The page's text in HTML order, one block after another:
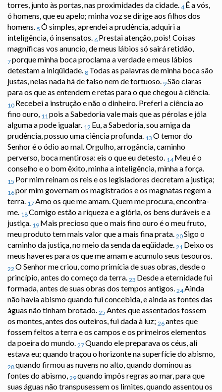
torres, junto às portas, nas proximidades da cidade. 4 É a vós,
ó homens, que eu apelo; minha voz se dirige aos filhos dos
homens. 5 Ó simples, aprendei a prudência, adquiri a
inteligência, ó insensatos. 6 Prestai atenção, pois! Coisas
magníficas vos anuncio, de meus lábios só sairá retidão,
7porque minha boca proclama a verdade e meus lábios
detestam a iniqüidade. 8 Todas as palavras de minha boca são
justas, nelas nada há de falso nem de tortuoso. 9São claras
para os que as entendem e retas para o que chegou à ciência.
10 Recebei a instrução e não o dinheiro. Preferi a ciência ao
fino ouro, 11pois a Sabedoria vale mais que as pérolas e jóia
alguma a pode igualar. 12 Eu, a Sabedoria, sou amiga da
prudência, possuo uma ciência profunda. 13 O temor do
Senhor é o ódio ao mal. Orgulho, arrogância, caminho
perverso, boca mentirosa: eis o que eu detesto. 14 Meu é o
conselho e o bom êxito, minha a inteligência, minha a força.
15 Por mim reinam os reis e os legisladores decretam a justiça;
16por mim governam os magistrados e os magnatas regem a
terra. 17Amo os que me amam. Quem me procura, encontra-
me. 18Comigo estão a riqueza e a glória, os bens duráveis e a
justiça. 19 Mais precioso que o mais fino ouro é o meu fruto,
meu produto tem mais valor que a mais fina prata. 20Sigo o
caminho da justiça, no meio da senda da eqüidade. 21 Deixo os
meus haveres para os que me amam e acumulo seus tesouros.
22 O Senhor me criou, como primícia de suas obras, desde o
princípio, antes do começo da terra. 23 Desde a eternidade fui
formada, antes de suas obras dos tempos antigos. 24Ainda
não havia abismo quando fui concebida, e ainda as fontes das
águas não tinham brotado. 25 Antes que assentados fossem
os montes, antes dos outeiros, fui dada à luz; 26antes que
fossem feitos a terra e os campos e os primeiros elementos
da poeira do mundo. 27Quando ele preparava os céus, ali
estava eu; quando traçou o horizonte na superfície do abismo,
28quando firmou as nuvens no alto, quando dominou as
fontes do abismo, 29quando impôs regras ao mar, para que
suas águas não transpusessem os limites, quando assentou os